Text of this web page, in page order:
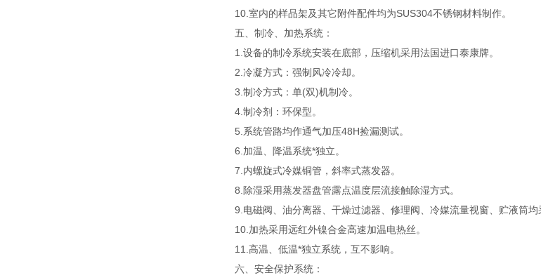
10.室内的样品架及其它附件配件均为SUS304不锈钢材料制作。
五、制冷、加热系统：
1.设备的制冷系统安装在底部，压缩机采用法国进口泰康牌。
2.冷凝方式：强制风冷冷却。
3.制冷方式：单(双)机制冷。
4.制冷剂：环保型。
5.系统管路均作通气加压48H捡漏测试。
6.加温、降温系统*独立。
7.内螺旋式冷媒铜管，斜率式蒸发器。
8.除湿采用蒸发器盘管露点温度层流接触除湿方式。
9.电磁阀、油分离器、干燥过滤器、修理阀、冷媒流量视窗、贮液筒均
10.加热采用远红外镍合金高速加温电热丝。
11.高温、低温*独立系统，互不影响。
六、安全保护系统：